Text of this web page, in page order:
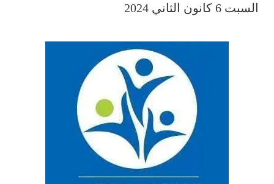
السبت 6 كانون الثاني 2024